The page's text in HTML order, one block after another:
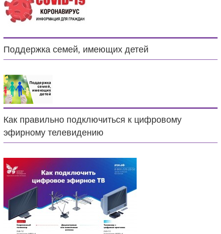
Поддержка семей, имеющих детей
Как правильно подключиться к цифровому
эфирному телевидению